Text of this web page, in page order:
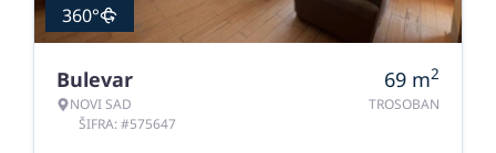
360°
Bulevar
NOVI SAD
ŠIFRA: #575647
69 m2
TROSOBAN